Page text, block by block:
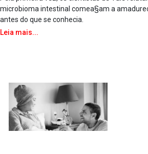
microbioma intestinal comea§am a
antes do que se conhecia.
Leia mais...